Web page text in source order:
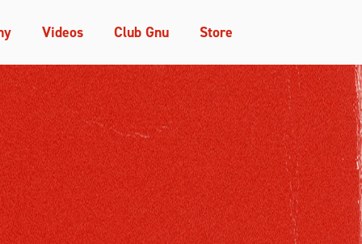
Videos Club Gnu Store